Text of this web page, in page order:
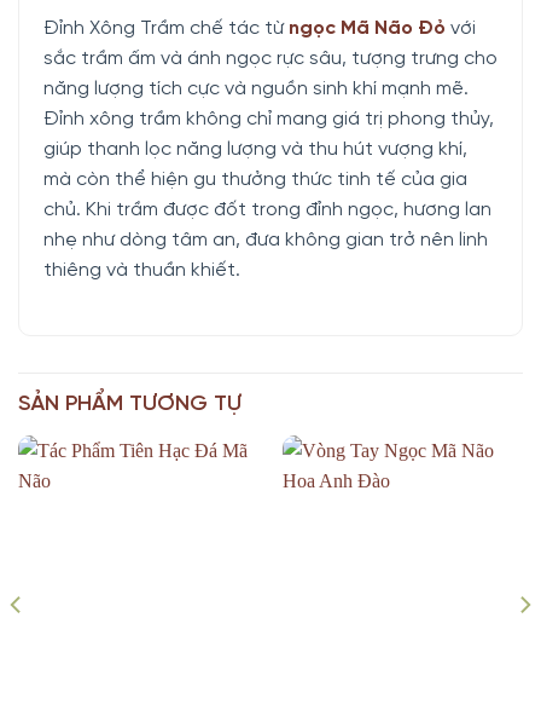
Đỉnh Xông Trầm chế tác từ ngọc Mã Não Đỏ với
sắc trầm ấm và ánh ngọc rực sâu, tượng trưng cho
năng lượng tích cực và nguồn sinh khí mạnh mẽ.
Đỉnh xông trầm không chỉ mang giá trị phong thủy,
giúp thanh lọc năng lượng và thu hút vượng khí,
mà còn thể hiện gu thưởng thức tinh tế của gia
chủ. Khi trầm được đốt trong đỉnh ngọc, hương lan
nhẹ như dòng tâm an, đưa không gian trở nên linh
thiêng và thuần khiết.
SẢN PHẨM TƯƠNG TỰ